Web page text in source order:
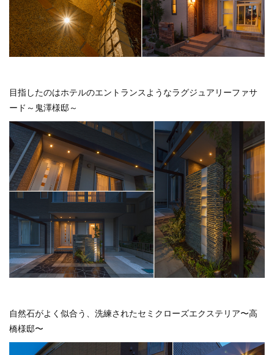
目指したのはホテルのエントランスようなラグジュアリーファサ
ード～鬼澤様邸～
自然石がよく似合う、洗練されたセミクローズエクステリア〜高
橋様邸〜